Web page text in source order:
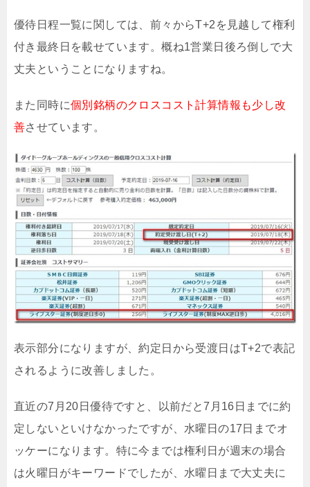
優待日程一覧に関しては、前々からT+2を見越して権利
付き最終日を載せています。概ね1営業日後ろ倒しで大
丈夫ということになりますね。
また同時に個別銘柄のクロスコスト計算情報も少し改
善させています。
表示部分になりますが、約定日から受渡日はT+2で表記
されるように改善しました。
直近の7月20日優待ですと、以前だと7月16日までに約
定しないといけなかったですが、水曜日の17日までオ
ッケーになります。特に今までは権利日が週末の場合
は火曜日がキーワードでしたが、水曜日まで大丈夫に